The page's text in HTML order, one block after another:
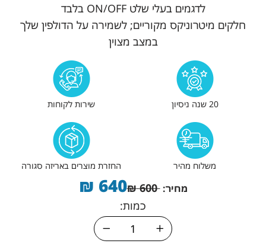
לדגמים בעלי שלט ON/OFF בלבד
חלקים מיטרוניקס מקוריים; לשמירה על הדולפין שלך
במצב מצוין
20 שנה ניסיון שירות לקוחות
משלוח מהיר החזרת מוצרים באריזה סגורה
מחיר: 600
₪
640
₪
כמות: